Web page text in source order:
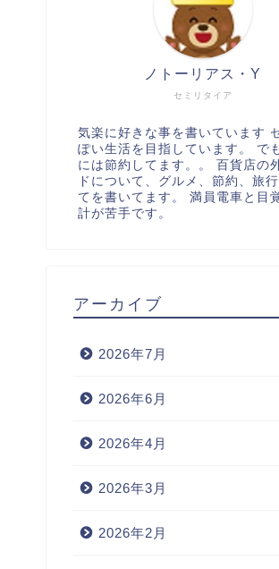
セミリタイア
ノトーリアス・Y
気楽に好きな事を書いています
ぽい生活を目指しています。 で
には節約してます。。 百貨店の
ドについて、グルメ、節約、旅
てを書いてます。 満員電車と目
計が苦手です。
アーカイブ
2026年7月
2026年6月
2026年4月
2026年3月
2026年2月